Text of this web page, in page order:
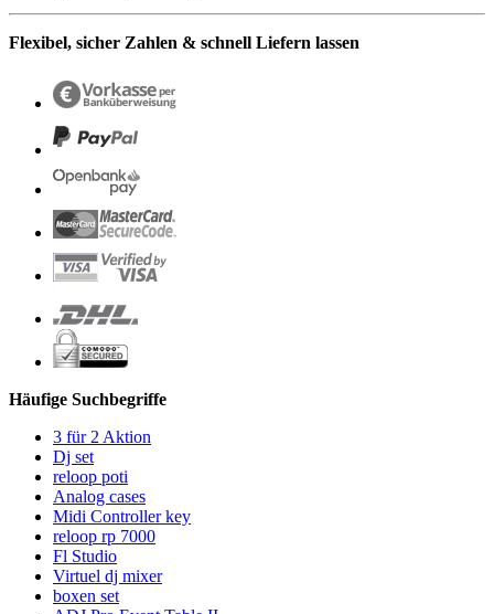
Flexibel, sicher Zahlen & schnell Liefern lassen
Häufige Suchbegriffe
3 für 2 Aktion
Dj set
reloop poti
Analog cases
Midi Controller key
reloop rp 7000
Fl Studio
Virtuel dj mixer
boxen set